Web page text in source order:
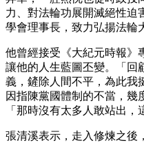
力、對法輪功展開滅絕性迫
學會理事長，致力弘揚法輪
他曾經接受《大紀元時報》
讓他的人生藍圖丕變。「回
義，鏟除人間不平，為此我
因指陳黨國體制的不當，幾
「那時沒有太多人敢站出，
張清溪表示，走入修煉之後